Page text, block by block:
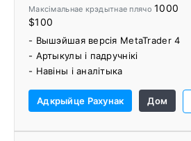
Максімальнае крэдытнае плячо1000
$100
- Вышэйшая версія MetaTrader 4
- Артыкулы і падручнікі
- Навіны і аналітыка
Адкрыйце Рахунак
Дом